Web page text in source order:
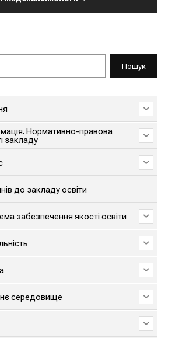
Пошук
Нормативно-правова
закладу
до закладу освіти
забезпечення якості освіти
середовище